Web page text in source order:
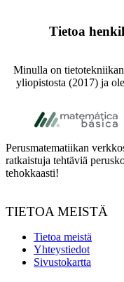
Tietoa
Minulla on
yliopistosta (2017) ja
Footer
Perusmatematiikan
ratkaistuja tehtäviä
tehokkaasti!
TIETOA MEISTÄ
Tietoa meistä
Yhteystiedot
Sivustokartta